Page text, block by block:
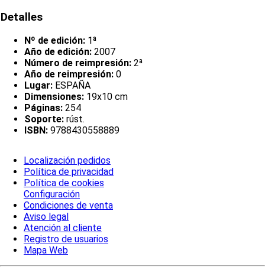
Detalles
Nº de edición: 1ª
Año de edición: 2007
Número de reimpresión: 2ª
Año de reimpresión: 0
Lugar: ESPAÑA
Dimensiones: 19x10 cm
Páginas: 254
Soporte: rúst.
ISBN: 9788430558889
Localización pedidos
Política de privacidad
Política de cookies
Configuración
Condiciones de venta
Aviso legal
Atención al cliente
Registro de usuarios
Mapa Web